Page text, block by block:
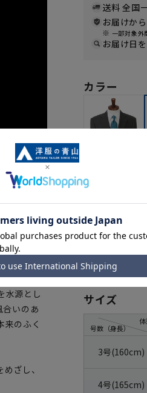
用した
内メーカ
ーダーメ
産のメー
水源とし
いのあ
来のふく
ざし、
送料 全国
お届けから
一部対象外
お届け日
カラー
グレー
サイズ
号数（身長）
3号(160cm)
4号(165cm)